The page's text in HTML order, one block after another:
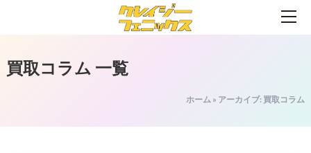
買取コラム 一覧
ホーム » アーカイブ: 買取コラム